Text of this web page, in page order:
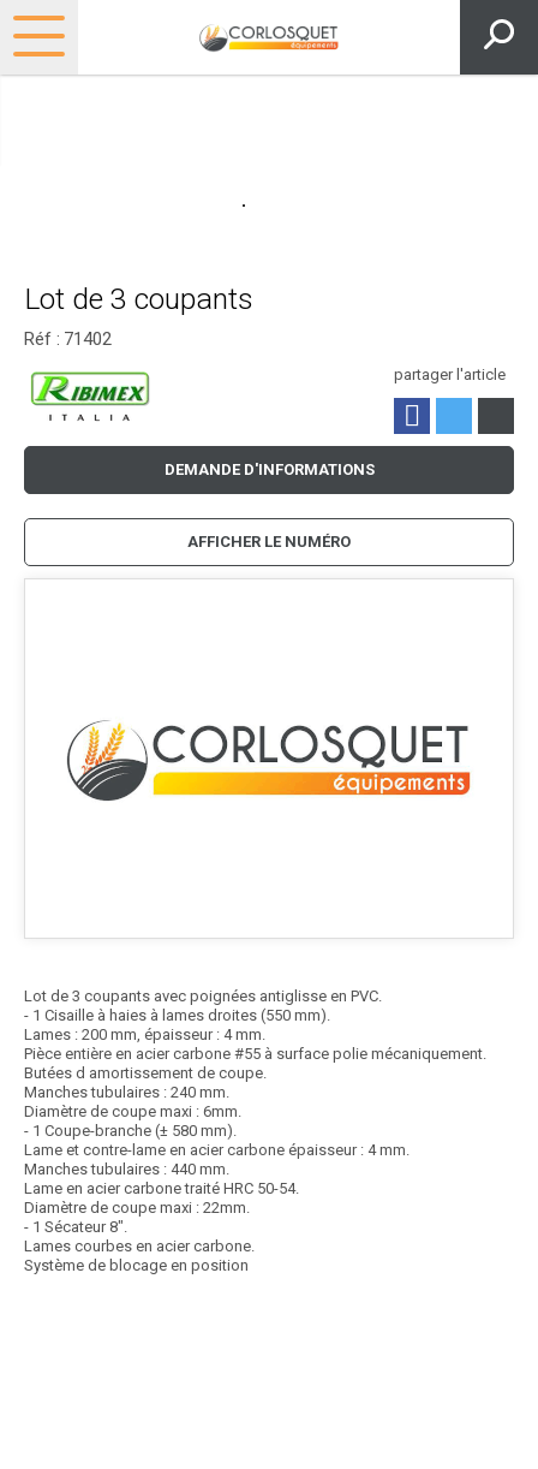
Lot de 3 coupants
Réf : 71402
partager l'article
Lot de 3 coupants avec poignées antiglisse en PVC.
- 1 Cisaille à haies à lames droites (550 mm).
Lames : 200 mm, épaisseur : 4 mm.
Pièce entière en acier carbone #55 à surface polie mécaniquement.
Butées d amortissement de coupe.
Manches tubulaires : 240 mm.
Diamètre de coupe maxi : 6mm.
- 1 Coupe-branche (± 580 mm).
Lame et contre-lame en acier carbone épaisseur : 4 mm.
Manches tubulaires : 440 mm.
Lame en acier carbone traité HRC 50-54.
Diamètre de coupe maxi : 22mm.
- 1 Sécateur 8".
Lames courbes en acier carbone.
Système de blocage en position
DEMANDE D'INFORMATIONS
AFFICHER LE NUMÉRO